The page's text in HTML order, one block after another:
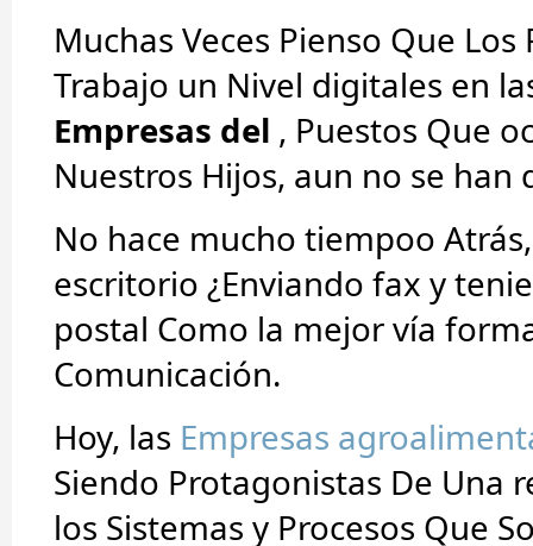
Muchas Veces Pienso Que Los
Trabajo un Nivel digitales en
Empresas del , Puestos Que
Nuestros Hijos, aun no se han
No hace mucho tiempoo Atrás,
escritorio ¿Enviando fax y
postal Como la mejor vía
Comunicación.
Hoy, las Empresas
Siendo Protagonistas De Una
los Sistemas y Procesos Que